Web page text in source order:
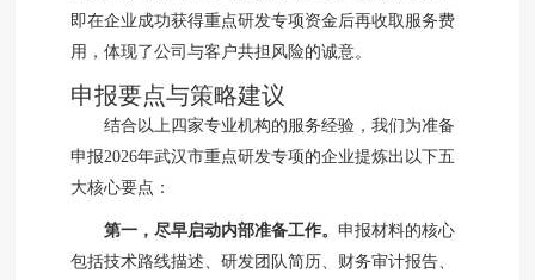
即在企业成功获得重点研发专项资金后再收取服务费
用，体现了公司与客户共担风险的诚意。
申报要点与策略建议
结合以上四家专业机构的服务经验，我们为准备
申报2026年武汉市重点研发专项的企业提炼出以下五
大核心要点：
第一，尽早启动内部准备工作。申报材料的核心
包括技术路线描述、研发团队简历、财务审计报告、